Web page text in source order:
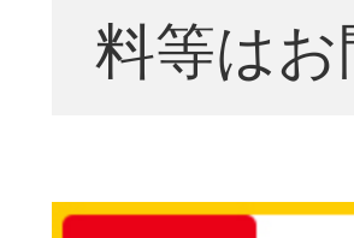
料等は